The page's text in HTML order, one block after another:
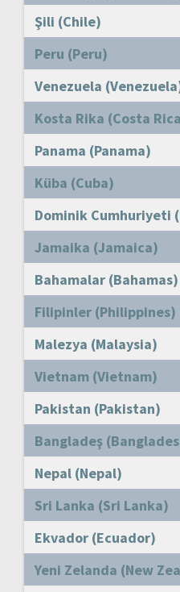
Şili (Chile)
Peru (Peru)
Venezuela
Kosta Rika (Costa
Panama (Panama)
Küba (Cuba)
Dominik Cumhuriyeti
Jamaika (Jamaica)
Bahamalar (Bahamas)
Filipinler (Philippines)
Malezya (Malaysia)
Vietnam (Vietnam)
Pakistan (Pakistan)
Bangladeş
Nepal (Nepal)
Sri Lanka (Sri Lanka)
Ekvador (Ecuador)
Yeni Zelanda (New